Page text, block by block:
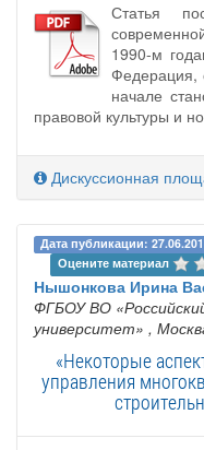
Статья
1990-м
Федерация,
начале
правовой культуры и
Дискуссионная
Дата публикации:
Оцените материал
Нышонкова Ирина
ФГБОУ ВО
университет» ,
«Некоторые
управления